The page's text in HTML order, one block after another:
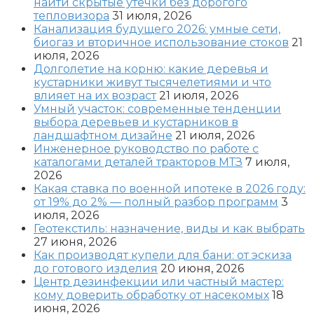
тепловизора 31 июля, 2026
Канализация будущего 2026: умные сети,
биогаз и вторичное использование стоков 21
июля, 2026
Долголетие на корню: какие деревья и
кустарники живут тысячелетиями и что
влияет на их возраст 21 июля, 2026
Умный участок: современные тенденции
выбора деревьев и кустарников в
ландшафтном дизайне 21 июля, 2026
Инженерное руководство по работе с
каталогами деталей тракторов МТЗ 7 июля,
2026
Какая ставка по военной ипотеке в 2026 году:
от 19% до 2% — полный разбор программ 3
июля, 2026
Геотекстиль: назначение, виды и как выбрать
27 июня, 2026
Как производят купели для бани: от эскиза
до готового изделия 20 июня, 2026
Центр дезинфекции или частный мастер:
кому доверить обработку от насекомых 18
июня, 2026